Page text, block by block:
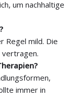
um nachhaltige
Regel mild. Die
vertragen.
immer in